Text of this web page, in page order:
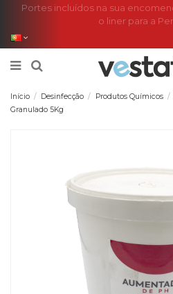
Portes incluídos na sua
o liner para a
Início Desinfecção Produtos Químicos
Granulado 5Kg